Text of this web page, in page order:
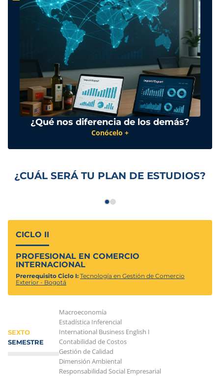
¿Qué nos diferencia de los demás?
Conócelo +
¿CUÁL SERÁ TU PLAN DE ESTUDIOS?
CICLO II
PROFESIONAL EN COMERCIO
INTERNACIONAL
Prerrequisito Ciclo I: Tecnología en Gestión de Comercio
Exterior - Bogotá
SEXTO
SEMESTRE
Macroeconomía
Estadística Inferencial
International Business English I
Contabilidad de Costos
Gestión de Calidad
Dimensión Ambiental
Responsabilidad Social Empresarial